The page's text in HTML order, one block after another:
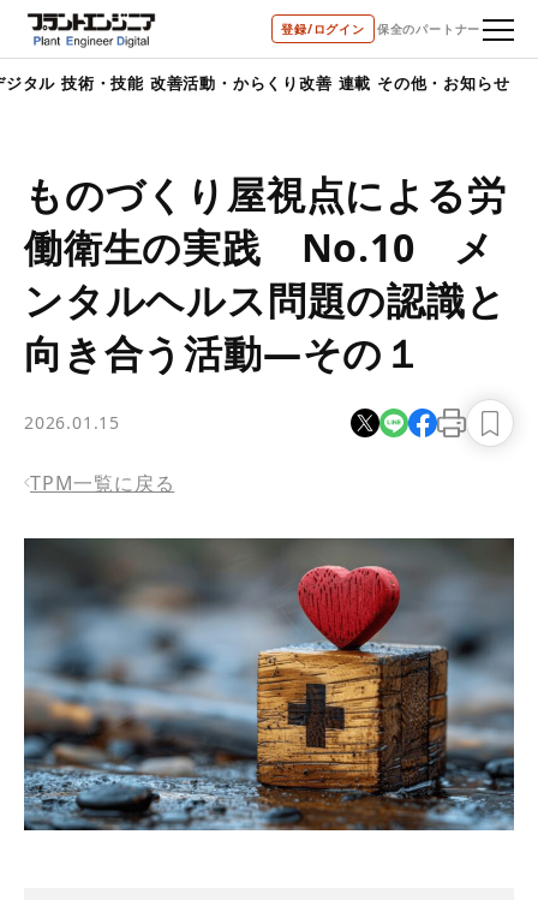
登録/ログイン 保全のパートナー
ジタル 技術・技能 改善活動・からくり改善 連載 その他・お知らせ
bool(true)
ものづくり屋視点による労
働衛生の実践 No.10 メ
ンタルヘルス問題の認識と
向き合う活動―その１
2026.01.15
TPM一覧に戻る